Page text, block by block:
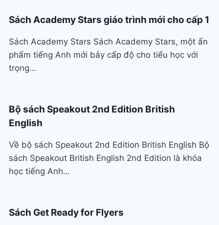
Sách Academy Stars giáo trình mới cho cấp 1
Sách Academy Stars Sách Academy Stars, một ấn
phẩm tiếng Anh mới bảy cấp độ cho tiểu học với
trọng…
Bộ sách Speakout 2nd Edition British
English
Về bộ sách Speakout 2nd Edition British English Bộ
sách Speakout British English 2nd Edition là khóa
học tiếng Anh…
Sách Get Ready for Flyers